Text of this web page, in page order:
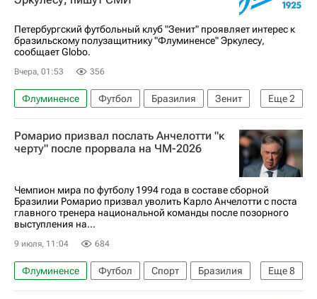
Петербургский футбольный клуб "Зенит" проявляет интерес к
бразильскому полузащитнику "Флуминенсе" Эркулесу,
сообщает Globo.
Вчера, 01:53 356
Еще2
Флуминенсе Футбол Бразилия
Зенит
РПЛ 2026-2027 (Чемпионат России по футболу)
Россия
Ромарио призвал послать Анчелотти "к
черту" после прорвала на ЧМ-2026
Чемпион мира по футболу 1994 года в составе сборной
Бразилии Ромарио призвал уволить Карло Анчелотти с поста
главного тренера национальной команды после позорного
выступления на...
9 июля, 11:04 684
Еще8
Флуминенсе Футбол Спорт
Бразилия
Нидерланды
Испания
Ромарио